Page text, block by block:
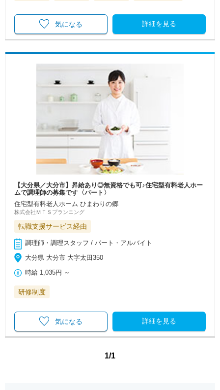
詳細を見る
気になる
【大分県／大分市】昇給あり◎無資格でも可♪住宅型有料老人ホー
ムで調理師の募集です〈パート〉
住宅型有料老人ホーム ひまわりの郷
株式会社ＭＴＳプランニング
転職支援サービス経由
調理師・調理スタッフ / パート・アルバイト
大分県 大分市 大字太田350
時給 1,035円 ～
研修制度
詳細を見る
気になる
1/1